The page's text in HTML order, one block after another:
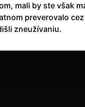
mali by ste však
preverovalo
zneužívaniu.